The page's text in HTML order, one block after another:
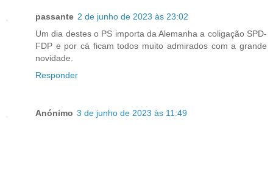
passante 2 de junho de 2023 às 23:02
Um dia destes o PS importa da Alemanha a coligação SPD-
FDP e por cá ficam todos muito admirados com a grande
novidade.
Responder
Anónimo 3 de junho de 2023 às 11:49